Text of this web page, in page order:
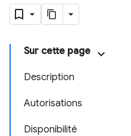
Sur cette page
Description
Autorisations
Disponibilité